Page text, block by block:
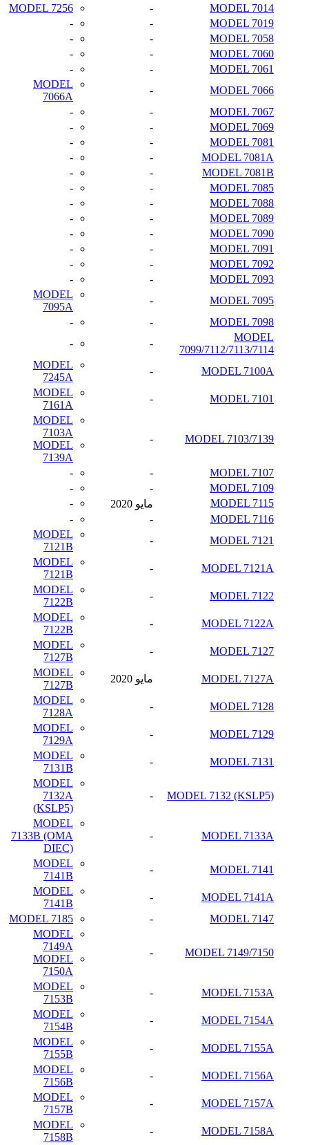
MODEL 7014
-
MODEL 7256
MODEL 7019
-
-
MODEL 7058
-
-
MODEL 7060
-
-
MODEL 7061
-
-
MODEL 7066
-
MODEL
7066A
MODEL 7067
-
-
MODEL 7069
-
-
MODEL 7081
-
-
MODEL 7081A
-
-
MODEL 7081B
-
-
MODEL 7085
-
-
MODEL 7088
-
-
MODEL 7089
-
-
MODEL 7090
-
-
MODEL 7091
-
-
MODEL 7092
-
-
MODEL 7093
-
-
MODEL 7095
-
MODEL
7095A
MODEL 7098
-
-
MODEL
7099/7112/7113/7114
-
-
MODEL 7100A
-
MODEL
7245A
MODEL 7101
-
MODEL
7161A
MODEL 7103/7139
-
MODEL
7103A
MODEL
7139A
MODEL 7107
-
-
MODEL 7109
-
-
MODEL 7115
مايو 2020
-
MODEL 7116
-
-
MODEL 7121
-
MODEL
7121B
MODEL 7121A
-
MODEL
7121B
MODEL 7122
-
MODEL
7122B
MODEL 7122A
-
MODEL
7122B
MODEL 7127
-
MODEL
7127B
MODEL 7127A
مايو 2020
MODEL
7127B
MODEL 7128
-
MODEL
7128A
MODEL 7129
-
MODEL
7129A
MODEL 7131
-
MODEL
7131B
MODEL 7132 (KSLP5)
-
MODEL
7132A
(KSLP5)
MODEL 7133A
-
MODEL
7133B (OMA
DIEC)
MODEL 7141
-
MODEL
7141B
MODEL 7141A
-
MODEL
7141B
MODEL 7147
-
MODEL 7185
MODEL 7149/7150
-
MODEL
7149A
MODEL
7150A
MODEL 7153A
-
MODEL
7153B
MODEL 7154A
-
MODEL
7154B
MODEL 7155A
-
MODEL
7155B
MODEL 7156A
-
MODEL
7156B
MODEL 7157A
-
MODEL
7157B
MODEL 7158A
-
MODEL
7158B